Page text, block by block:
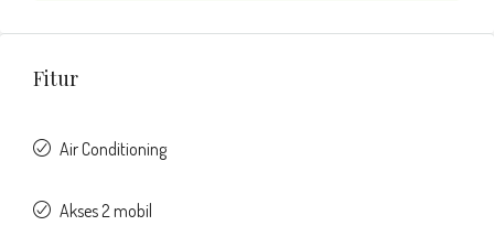
Fitur
Air Conditioning
Akses 2 mobil